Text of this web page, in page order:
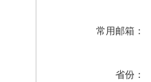
常用邮箱：
省份：